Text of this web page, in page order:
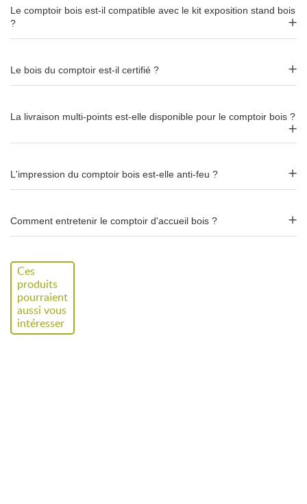
feu M1
Fabrication 100 % Made in France
Accessoire
Le comptoir bois est-il compatible avec le kit exposition stand bois
?
Le bois du comptoir est-il certifié ?
La livraison multi-points est-elle disponible pour le comptoir bois ?
L'impression du comptoir bois est-elle anti-feu ?
Comment entretenir le comptoir d'accueil bois ?
Ces
produits
pourraient
aussi vous
intéresser